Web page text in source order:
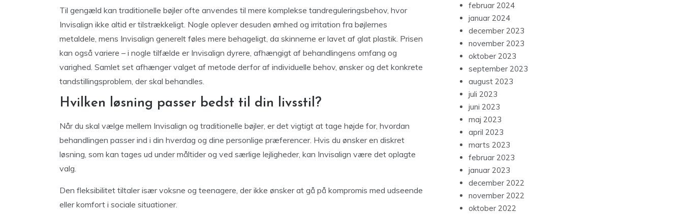
Til gengæld kan traditionelle bøjler ofte anvendes til mere komplekse tandreguleringsbehov, hvor
Invisalign ikke altid er tilstrækkeligt. Nogle oplever desuden ømhed og irritation fra bøjlernes
metaldele, mens Invisalign generelt føles mere behageligt, da skinnerne er lavet af glat plastik. Prisen
kan også variere – i nogle tilfælde er Invisalign dyrere, afhængigt af behandlingens omfang og
varighed. Samlet set afhænger valget af metode derfor af individuelle behov, ønsker og det konkrete
tandstillingsproblem, der skal behandles.
Hvilken løsning passer bedst til din livsstil?
Når du skal vælge mellem Invisalign og traditionelle bøjler, er det vigtigt at tage højde for, hvordan
behandlingen passer ind i din hverdag og dine personlige præferencer. Hvis du ønsker en diskret
løsning, som kan tages ud under måltider og ved særlige lejligheder, kan Invisalign være det oplagte
valg.
Den fleksibilitet tiltaler især voksne og teenagere, der ikke ønsker at gå på kompromis med udseende
eller komfort i sociale situationer.
februar 2024
januar 2024
december 2023
november 2023
oktober 2023
september 2023
august 2023
juli 2023
juni 2023
maj 2023
april 2023
marts 2023
februar 2023
januar 2023
december 2022
november 2022
oktober 2022